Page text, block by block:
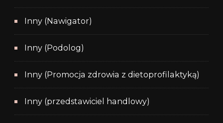
Inny (Nawigator)
Inny (Podolog)
Inny (Promocja zdrowia z dietoprofilaktyką)
Inny (przedstawiciel handlowy)